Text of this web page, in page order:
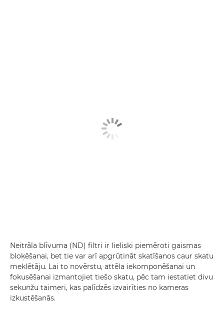
Neitrāla blīvuma (ND) filtri ir lieliski piemēroti gaismas
bloķēšanai, bet tie var arī apgrūtināt skatīšanos caur skatu
meklētāju. Lai to novērstu, attēla iekomponēšanai un
fokusēšanai izmantojiet tiešo skatu, pēc tam iestatiet divu
sekunžu taimeri, kas palīdzēs izvairīties no kameras
izkustēšanās.